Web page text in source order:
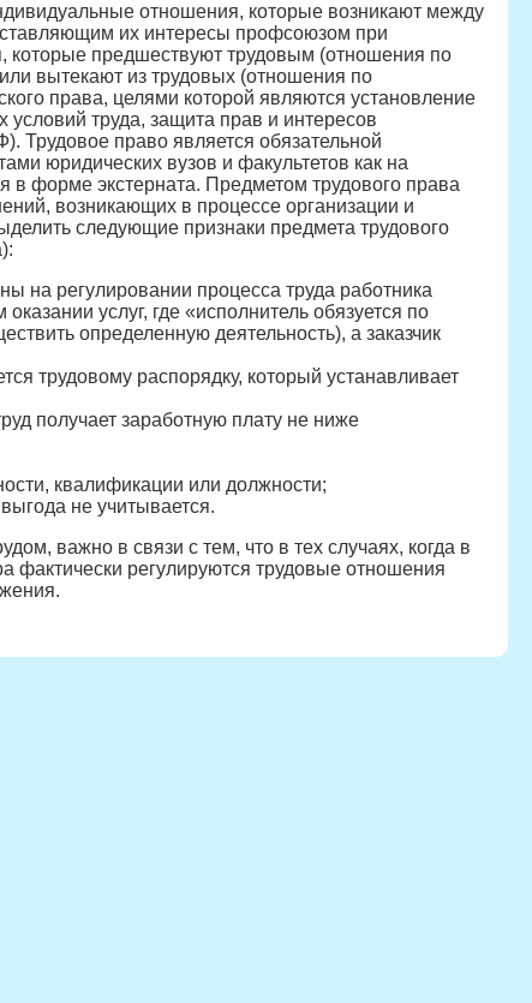
отношения, которые возникают между
их интересы профсоюзом при
которые предшествуют трудовым (отношения по
вытекают из трудовых (отношения по
права, целями которой являются установление
условий труда, защита прав и интересов
Трудовое право является обязательной
юридических вузов и факультетов как на
в форме экстерната. Предметом трудового права
возникающих в процессе организации и
следующие признаки предмета трудового
на регулировании процесса труда работника
услуг, где «исполнитель обязуется по
определенную деятельность), а заказчик
трудовому распорядку, который устанавливает
получает заработную плату не ниже
квалификации или должности;
не учитывается.
важно в связи с тем, что в тех случаях, когда в
фактически регулируются трудовые отношения